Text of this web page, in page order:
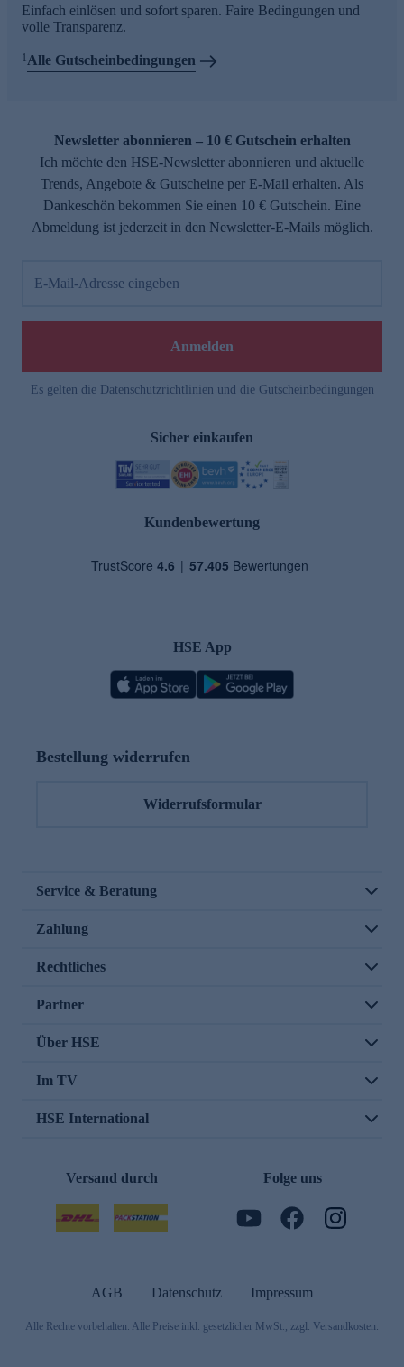
Einfach einlösen und sofort sparen. Faire Bedingungen und
volle Transparenz.
1 Alle Gutscheinbedingungen
Newsletter abonnieren – 10 € Gutschein erhalten
Ich möchte den HSE-Newsletter abonnieren und aktuelle
Trends, Angebote & Gutscheine per E-Mail erhalten. Als
Dankeschön bekommen Sie einen 10 € Gutschein. Eine
Abmeldung ist jederzeit in den Newsletter-E-Mails möglich.
E-Mail-Adresse eingeben
Anmelden
Es gelten die Datenschutzrichtlinien und die Gutscheinbedingungen
Sicher einkaufen
Kundenbewertung
HSE App
Bestellung widerrufen
Widerrufsformular
Service & Beratung
Zahlung
Rechtliches
Partner
Über HSE
Im TV
HSE International
Versand durch Folge uns
AGB Datenschutz Impressum
Alle Rechte vorbehalten. Alle Preise inkl. gesetzlicher MwSt., zzgl. Versandkosten.